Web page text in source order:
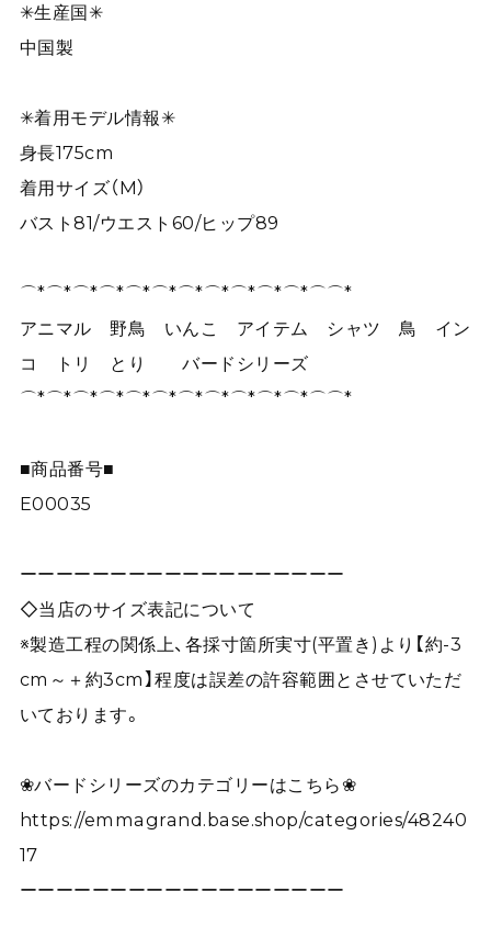
✳︎生産国✳︎
中国製
✳︎着用モデル情報✳︎
身長175cm
着用サイズ（M）
バスト81/ウエスト60/ヒップ89
⌒*⌒*⌒*⌒*⌒*⌒*⌒*⌒*⌒*⌒*⌒*⌒⌒*
アニマル 野鳥 いんこ アイテム シャツ 鳥 イン
コ トリ とり バードシリーズ
⌒*⌒*⌒*⌒*⌒*⌒*⌒*⌒*⌒*⌒*⌒*⌒⌒*
■商品番号■
E00035
ーーーーーーーーーーーーーーーーーー
◇当店のサイズ表記について
※製造工程の関係上、各採寸箇所実寸(平置き)より【約-3
cm～＋約3cm】程度は誤差の許容範囲とさせていただ
いております。
❀バードシリーズのカテゴリーはこちら❀
https://emmagrand.base.shop/categories/48240
17
ーーーーーーーーーーーーーーーーーー